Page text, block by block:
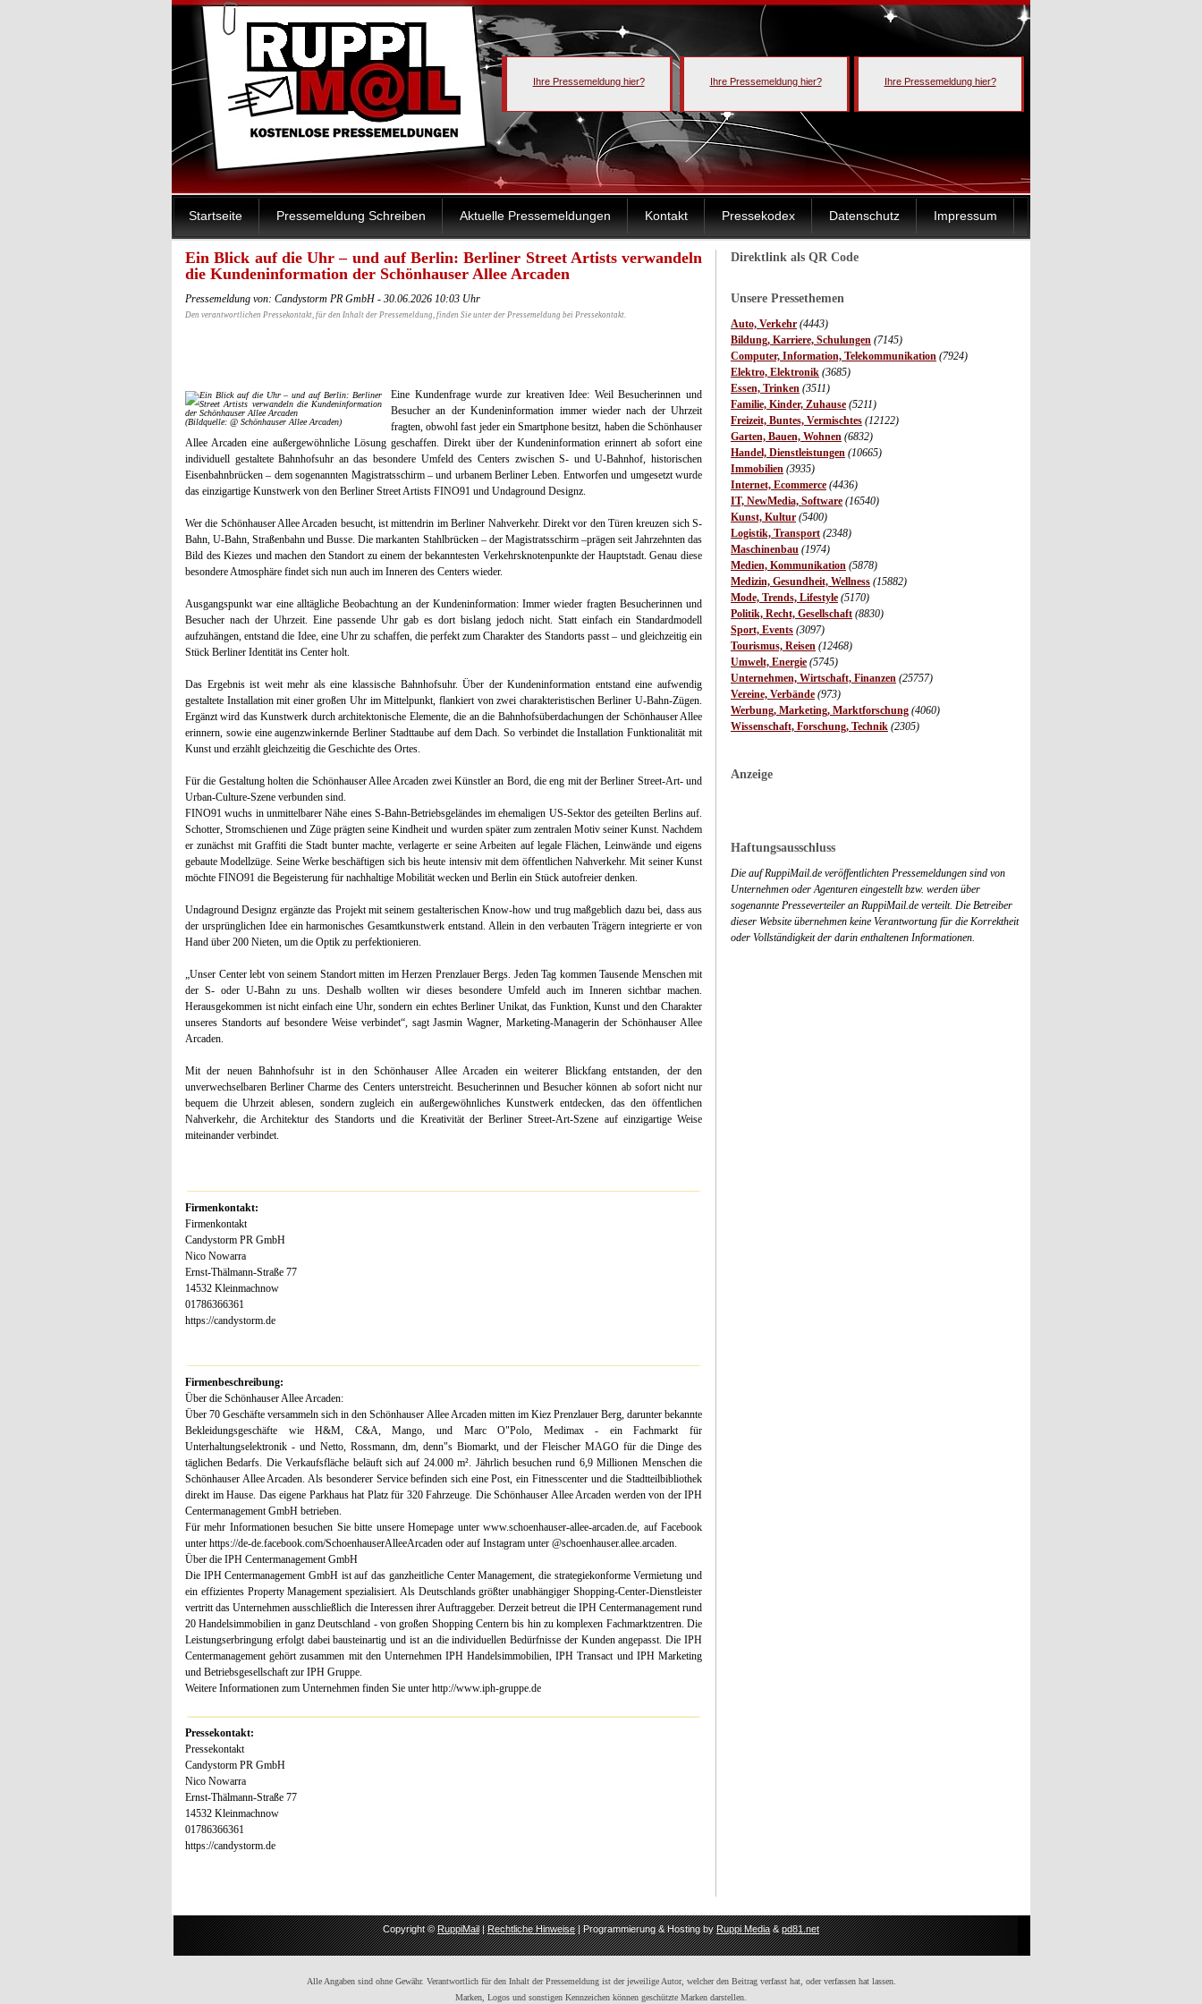
Ihre Pressemeldung hier? Ihre Pressemeldung hier? Ihre Pressemeldung hier?
Startseite Pressemeldung Schreiben Aktuelle Pressemeldungen Kontakt Pressekodex Datenschutz Impressum
Direktlink als QR Code
Unsere Pressethemen
Auto, Verkehr (4443)
Bildung, Karriere, Schulungen (7145)
Computer, Information, Telekommunikation (7924)
Elektro, Elektronik (3685)
Essen, Trinken (3511)
Familie, Kinder, Zuhause (5211)
Freizeit, Buntes, Vermischtes (12122)
Garten, Bauen, Wohnen (6832)
Handel, Dienstleistungen (10665)
Immobilien (3935)
Internet, Ecommerce (4436)
IT, NewMedia, Software (16540)
Kunst, Kultur (5400)
Logistik, Transport (2348)
Maschinenbau (1974)
Medien, Kommunikation (5878)
Medizin, Gesundheit, Wellness (15882)
Mode, Trends, Lifestyle (5170)
Politik, Recht, Gesellschaft (8830)
Sport, Events (3097)
Tourismus, Reisen (12468)
Umwelt, Energie (5745)
Unternehmen, Wirtschaft, Finanzen (25757)
Vereine, Verbände (973)
Werbung, Marketing, Marktforschung (4060)
Wissenschaft, Forschung, Technik (2305)
Anzeige
Haftungsausschluss
Die auf RuppiMail.de veröffentlichten Pressemeldungen sind von
Unternehmen oder Agenturen eingestellt bzw. werden über
sogenannte Presseverteiler an RuppiMail.de verteilt. Die Betreiber
dieser Website übernehmen keine Verantwortung für die Korrektheit
oder Vollständigkeit der darin enthaltenen Informationen.
Ein Blick auf die Uhr – und auf Berlin: Berliner Street Artists verwandeln
die Kundeninformation der Schönhauser Allee Arcaden
Pressemeldung von: Candystorm PR GmbH - 30.06.2026 10:03 Uhr
Den verantwortlichen Pressekontakt, für den Inhalt der Pressemeldung, finden Sie unter der Pressemeldung bei Pressekontakt.
(Bildquelle: @ Schönhauser Allee Arcaden)
Eine Kundenfrage wurde zur kreativen Idee: Weil Besucherinnen und
Besucher an der Kundeninformation immer wieder nach der Uhrzeit
fragten, obwohl fast jeder ein Smartphone besitzt, haben die Schönhauser
Allee Arcaden eine außergewöhnliche Lösung geschaffen. Direkt über der Kundeninformation erinnert ab sofort eine
individuell gestaltete Bahnhofsuhr an das besondere Umfeld des Centers zwischen S- und U-Bahnhof, historischen
Eisenbahnbrücken – dem sogenannten Magistratsschirm – und urbanem Berliner Leben. Entworfen und umgesetzt wurde
das einzigartige Kunstwerk von den Berliner Street Artists FINO91 und Undaground Designz.
Wer die Schönhauser Allee Arcaden besucht, ist mittendrin im Berliner Nahverkehr. Direkt vor den Türen kreuzen sich S-
Bahn, U-Bahn, Straßenbahn und Busse. Die markanten Stahlbrücken – der Magistratsschirm –prägen seit Jahrzehnten das
Bild des Kiezes und machen den Standort zu einem der bekanntesten Verkehrsknotenpunkte der Hauptstadt. Genau diese
besondere Atmosphäre findet sich nun auch im Inneren des Centers wieder.
Ausgangspunkt war eine alltägliche Beobachtung an der Kundeninformation: Immer wieder fragten Besucherinnen und
Besucher nach der Uhrzeit. Eine passende Uhr gab es dort bislang jedoch nicht. Statt einfach ein Standardmodell
aufzuhängen, entstand die Idee, eine Uhr zu schaffen, die perfekt zum Charakter des Standorts passt – und gleichzeitig ein
Stück Berliner Identität ins Center holt.
Das Ergebnis ist weit mehr als eine klassische Bahnhofsuhr. Über der Kundeninformation entstand eine aufwendig
gestaltete Installation mit einer großen Uhr im Mittelpunkt, flankiert von zwei charakteristischen Berliner U-Bahn-Zügen.
Ergänzt wird das Kunstwerk durch architektonische Elemente, die an die Bahnhofsüberdachungen der Schönhauser Allee
erinnern, sowie eine augenzwinkernde Berliner Stadttaube auf dem Dach. So verbindet die Installation Funktionalität mit
Kunst und erzählt gleichzeitig die Geschichte des Ortes.
Für die Gestaltung holten die Schönhauser Allee Arcaden zwei Künstler an Bord, die eng mit der Berliner Street-Art- und
Urban-Culture-Szene verbunden sind.
FINO91 wuchs in unmittelbarer Nähe eines S-Bahn-Betriebsgeländes im ehemaligen US-Sektor des geteilten Berlins auf.
Schotter, Stromschienen und Züge prägten seine Kindheit und wurden später zum zentralen Motiv seiner Kunst. Nachdem
er zunächst mit Graffiti die Stadt bunter machte, verlagerte er seine Arbeiten auf legale Flächen, Leinwände und eigens
gebaute Modellzüge. Seine Werke beschäftigen sich bis heute intensiv mit dem öffentlichen Nahverkehr. Mit seiner Kunst
möchte FINO91 die Begeisterung für nachhaltige Mobilität wecken und Berlin ein Stück autofreier denken.
Undaground Designz ergänzte das Projekt mit seinem gestalterischen Know-how und trug maßgeblich dazu bei, dass aus
der ursprünglichen Idee ein harmonisches Gesamtkunstwerk entstand. Allein in den verbauten Trägern integrierte er von
Hand über 200 Nieten, um die Optik zu perfektionieren.
„Unser Center lebt von seinem Standort mitten im Herzen Prenzlauer Bergs. Jeden Tag kommen Tausende Menschen mit
der S- oder U-Bahn zu uns. Deshalb wollten wir dieses besondere Umfeld auch im Inneren sichtbar machen.
Herausgekommen ist nicht einfach eine Uhr, sondern ein echtes Berliner Unikat, das Funktion, Kunst und den Charakter
unseres Standorts auf besondere Weise verbindet“, sagt Jasmin Wagner, Marketing-Managerin der Schönhauser Allee
Arcaden.
Mit der neuen Bahnhofsuhr ist in den Schönhauser Allee Arcaden ein weiterer Blickfang entstanden, der den
unverwechselbaren Berliner Charme des Centers unterstreicht. Besucherinnen und Besucher können ab sofort nicht nur
bequem die Uhrzeit ablesen, sondern zugleich ein außergewöhnliches Kunstwerk entdecken, das den öffentlichen
Nahverkehr, die Architektur des Standorts und die Kreativität der Berliner Street-Art-Szene auf einzigartige Weise
miteinander verbindet.
Firmenkontakt:
Firmenkontakt
Candystorm PR GmbH
Nico Nowarra
Ernst-Thälmann-Straße 77
14532 Kleinmachnow
01786366361
https://candystorm.de
Firmenbeschreibung:
Über die Schönhauser Allee Arcaden:
Über 70 Geschäfte versammeln sich in den Schönhauser Allee Arcaden mitten im Kiez Prenzlauer Berg, darunter bekannte
Bekleidungsgeschäfte wie H&M, C&A, Mango, und Marc O"Polo, Medimax - ein Fachmarkt für
Unterhaltungselektronik - und Netto, Rossmann, dm, denn"s Biomarkt, und der Fleischer MAGO für die Dinge des
täglichen Bedarfs. Die Verkaufsfläche beläuft sich auf 24.000 m². Jährlich besuchen rund 6,9 Millionen Menschen die
Schönhauser Allee Arcaden. Als besonderer Service befinden sich eine Post, ein Fitnesscenter und die Stadtteilbibliothek
direkt im Hause. Das eigene Parkhaus hat Platz für 320 Fahrzeuge. Die Schönhauser Allee Arcaden werden von der IPH
Centermanagement GmbH betrieben.
Für mehr Informationen besuchen Sie bitte unsere Homepage unter www.schoenhauser-allee-arcaden.de, auf Facebook
unter https://de-de.facebook.com/SchoenhauserAlleeArcaden oder auf Instagram unter @schoenhauser.allee.arcaden.
Über die IPH Centermanagement GmbH
Die IPH Centermanagement GmbH ist auf das ganzheitliche Center Management, die strategiekonforme Vermietung und
ein effizientes Property Management spezialisiert. Als Deutschlands größter unabhängiger Shopping-Center-Dienstleister
vertritt das Unternehmen ausschließlich die Interessen ihrer Auftraggeber. Derzeit betreut die IPH Centermanagement rund
20 Handelsimmobilien in ganz Deutschland - von großen Shopping Centern bis hin zu komplexen Fachmarktzentren. Die
Leistungserbringung erfolgt dabei bausteinartig und ist an die individuellen Bedürfnisse der Kunden angepasst. Die IPH
Centermanagement gehört zusammen mit den Unternehmen IPH Handelsimmobilien, IPH Transact und IPH Marketing
und Betriebsgesellschaft zur IPH Gruppe.
Weitere Informationen zum Unternehmen finden Sie unter http://www.iph-gruppe.de
Pressekontakt:
Pressekontakt
Candystorm PR GmbH
Nico Nowarra
Ernst-Thälmann-Straße 77
14532 Kleinmachnow
01786366361
https://candystorm.de
Copyright ©RuppiMail|Rechtliche Hinweise| Programmierung & Hosting byRuppi Media&pd81.net
Alle Angaben sind ohne Gewähr. Verantwortlich für den Inhalt der Pressemeldung ist der jeweilige Autor, welcher den Beitrag verfasst hat, oder verfassen hat lassen.
Marken, Logos und sonstigen Kennzeichen können geschützte Marken darstellen.